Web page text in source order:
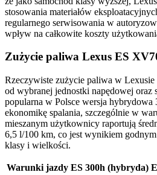
stosowania materiałów
regularnego serwisowania w
wpływ na całkowite koszty
Zużycie paliwa Lexus ES
Rzeczywiste zużycie paliwa w
od wybranej jednostki napędowej oraz
popularna w Polsce wersja hybrydowa
ekonomikę spalania, szczególnie w
mieszanym użytkownicy raportują
6,5 l/100 km, co jest wynikiem
klasy i wielkości.
Warunki jazdy ES 300h (hybryda)